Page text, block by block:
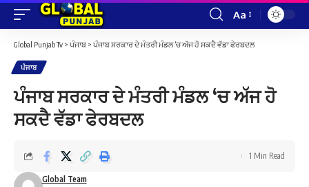
Font
Resizer
Aa
Global Punjab Tv > ਪੰਜਾਬ > ਪੰਜਾਬ ਸਰਕਾਰ ਦੇ ਮੰਤਰੀ ਮੰਡਲ ‘ਚ ਅੱਜ ਹੋ ਸਕਦੈ ਵੱਡਾ ਫੇਰਬਦਲ
ਪੰਜਾਬ
ਪੰਜਾਬ ਸਰਕਾਰ ਦੇ ਮੰਤਰੀ ਮੰਡਲ ‘ਚ ਅੱਜ ਹੋ
ਸਕਦੈ ਵੱਡਾ ਫੇਰਬਦਲ
Global Team
1 Min Read